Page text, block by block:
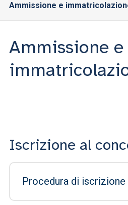
Ammissione e
Ammissione e
Iscrizione al
Procedura di